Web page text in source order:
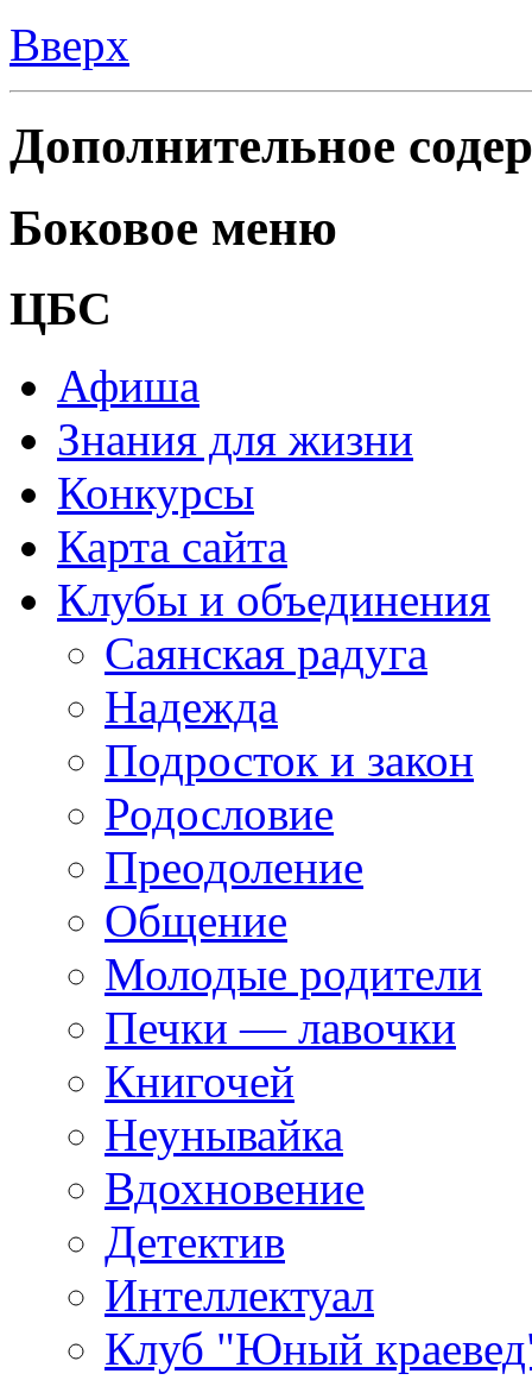
Вверх
Дополнительное
Боковое меню
ЦБС
Афиша
Знания для жизни
Конкурсы
Карта сайта
Клубы и объединения
Саянская радуга
Надежда
Подросток и закон
Родословие
Преодоление
Общение
Молодые родители
Печки — лавочки
Книгочей
Неунывайка
Вдохновение
Детектив
Интеллектуал
Клуб "Юный